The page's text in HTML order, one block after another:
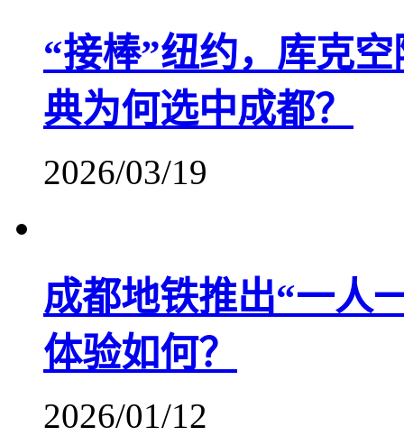
“接棒”纽约，库克
典为何选中成都？
2026/03/19
成都地铁推出“一人
体验如何？
2026/01/12